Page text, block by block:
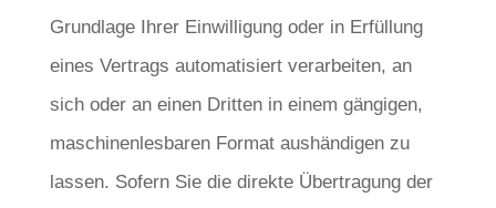
Grundlage Ihrer Einwilligung oder in Erfüllung
eines Vertrags automatisiert verarbeiten, an
sich oder an einen Dritten in einem gängigen,
maschinenlesbaren Format aushändigen zu
lassen. Sofern Sie die direkte Übertragung der